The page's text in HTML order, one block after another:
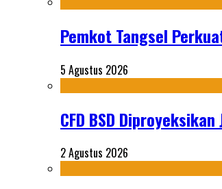
Pemkot Tangsel
5 Agustus 2026
CFD BSD
2 Agustus 2026